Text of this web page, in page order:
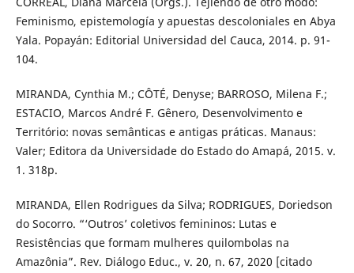
Feminismo, epistemología y apuestas descoloniales en Abya
Yala. Popayán: Editorial Universidad del Cauca, 2014. p. 91-
104.
MIRANDA, Cynthia M.; CÔTÉ, Denyse; BARROSO, Milena F.;
ESTACIO, Marcos André F. Gênero, Desenvolvimento e
Território: novas semânticas e antigas práticas. Manaus:
Valer; Editora da Universidade do Estado do Amapá, 2015. v.
1. 318p.
MIRANDA, Ellen Rodrigues da Silva; RODRIGUES, Doriedson
do Socorro. “‘Outros’ coletivos femininos: Lutas e
Resistências que formam mulheres quilombolas na
Amazônia”. Rev. Diálogo Educ., v. 20, n. 67, 2020 [citado